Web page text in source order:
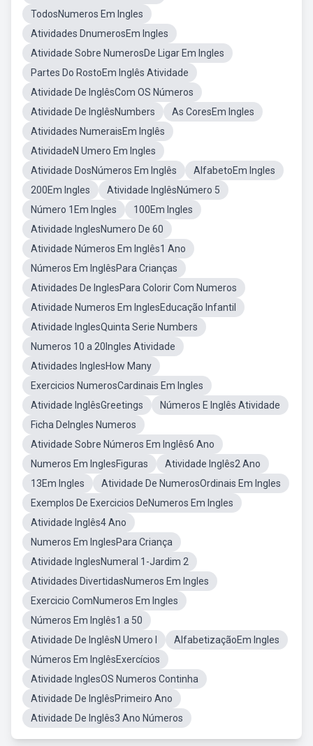
TodosNumeros Em Ingles
Atividades DnumerosEm Ingles
Atividade Sobre NumerosDe Ligar Em Ingles
Partes Do RostoEm Inglês Atividade
Atividade De InglêsCom OS Números
Atividade De InglêsNumbers
As CoresEm Ingles
Atividades NumeraisEm Inglês
AtividadeN Umero Em Ingles
Atividade DosNúmeros Em Inglês
AlfabetoEm Ingles
200Em Ingles
Atividade InglêsNúmero 5
Número 1Em Ingles
100Em Ingles
Atividade InglesNumero De 60
Atividade Números Em Inglês1 Ano
Números Em InglêsPara Crianças
Atividades De InglesPara Colorir Com Numeros
Atividade Numeros Em InglesEducação Infantil
Atividade InglesQuinta Serie Numbers
Numeros 10 a 20Ingles Atividade
Atividades InglesHow Many
Exercicios NumerosCardinais Em Ingles
Atividade InglêsGreetings
Números E Inglês Atividade
Ficha DeIngles Numeros
Atividade Sobre Números Em Inglês6 Ano
Numeros Em InglesFiguras
Atividade Inglês2 Ano
13Em Ingles
Atividade De NumerosOrdinais Em Ingles
Exemplos De Exercicios DeNumeros Em Ingles
Atividade Inglês4 Ano
Numeros Em InglesPara Criança
Atividade InglesNumeral 1-Jardim 2
Atividades DivertidasNumeros Em Ingles
Exercicio ComNumeros Em Ingles
Números Em Inglês1 a 50
Atividade De InglêsN Umero I
AlfabetizaçãoEm Ingles
Números Em InglêsExercícios
Atividade InglesOS Numeros Continha
Atividade De InglêsPrimeiro Ano
Atividade De Inglês3 Ano Números